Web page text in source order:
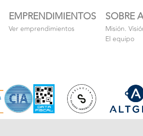
EMPRENDIMIENTOS
Ver emprendimientos
SOBRE
Misión.
El equipo